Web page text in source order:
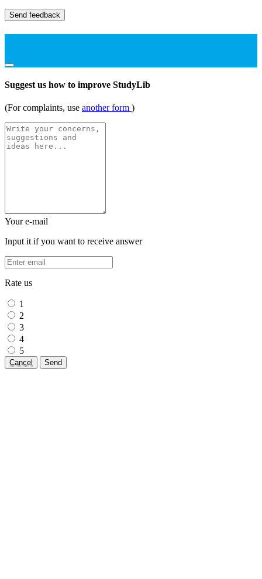
Send feedback
Suggest us how to improve StudyLib
(For complaints, use another form )
Your e-mail
Input it if you want to receive answer
Rate us
1
2
3
4
5
Cancel Send